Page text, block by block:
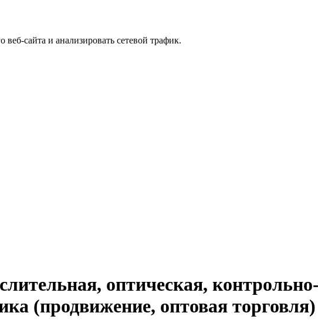
сайта и анализировать сетевой трафик.
оптическая,
(продвижение, оптовая